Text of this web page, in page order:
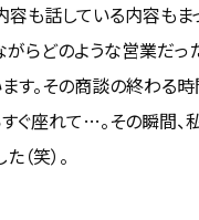
も話している内容もま
がらどのような営業だっ
す。その商談の終わる
ぐ座れて…。その瞬間
（笑）。